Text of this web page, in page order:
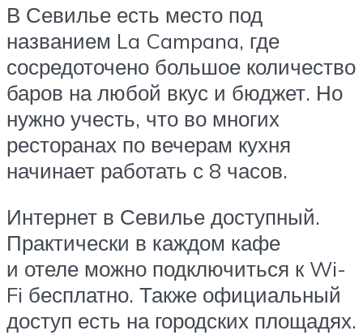
В Севилье есть место под
названием La Campana, где
сосредоточено большое количество
баров на любой вкус и бюджет. Но
нужно учесть, что во многих
ресторанах по вечерам кухня
начинает работать с 8 часов.
Интернет в Севилье доступный.
Практически в каждом кафе
и отеле можно подключиться к Wi-
Fi бесплатно. Также официальный
доступ есть на городских площадях.